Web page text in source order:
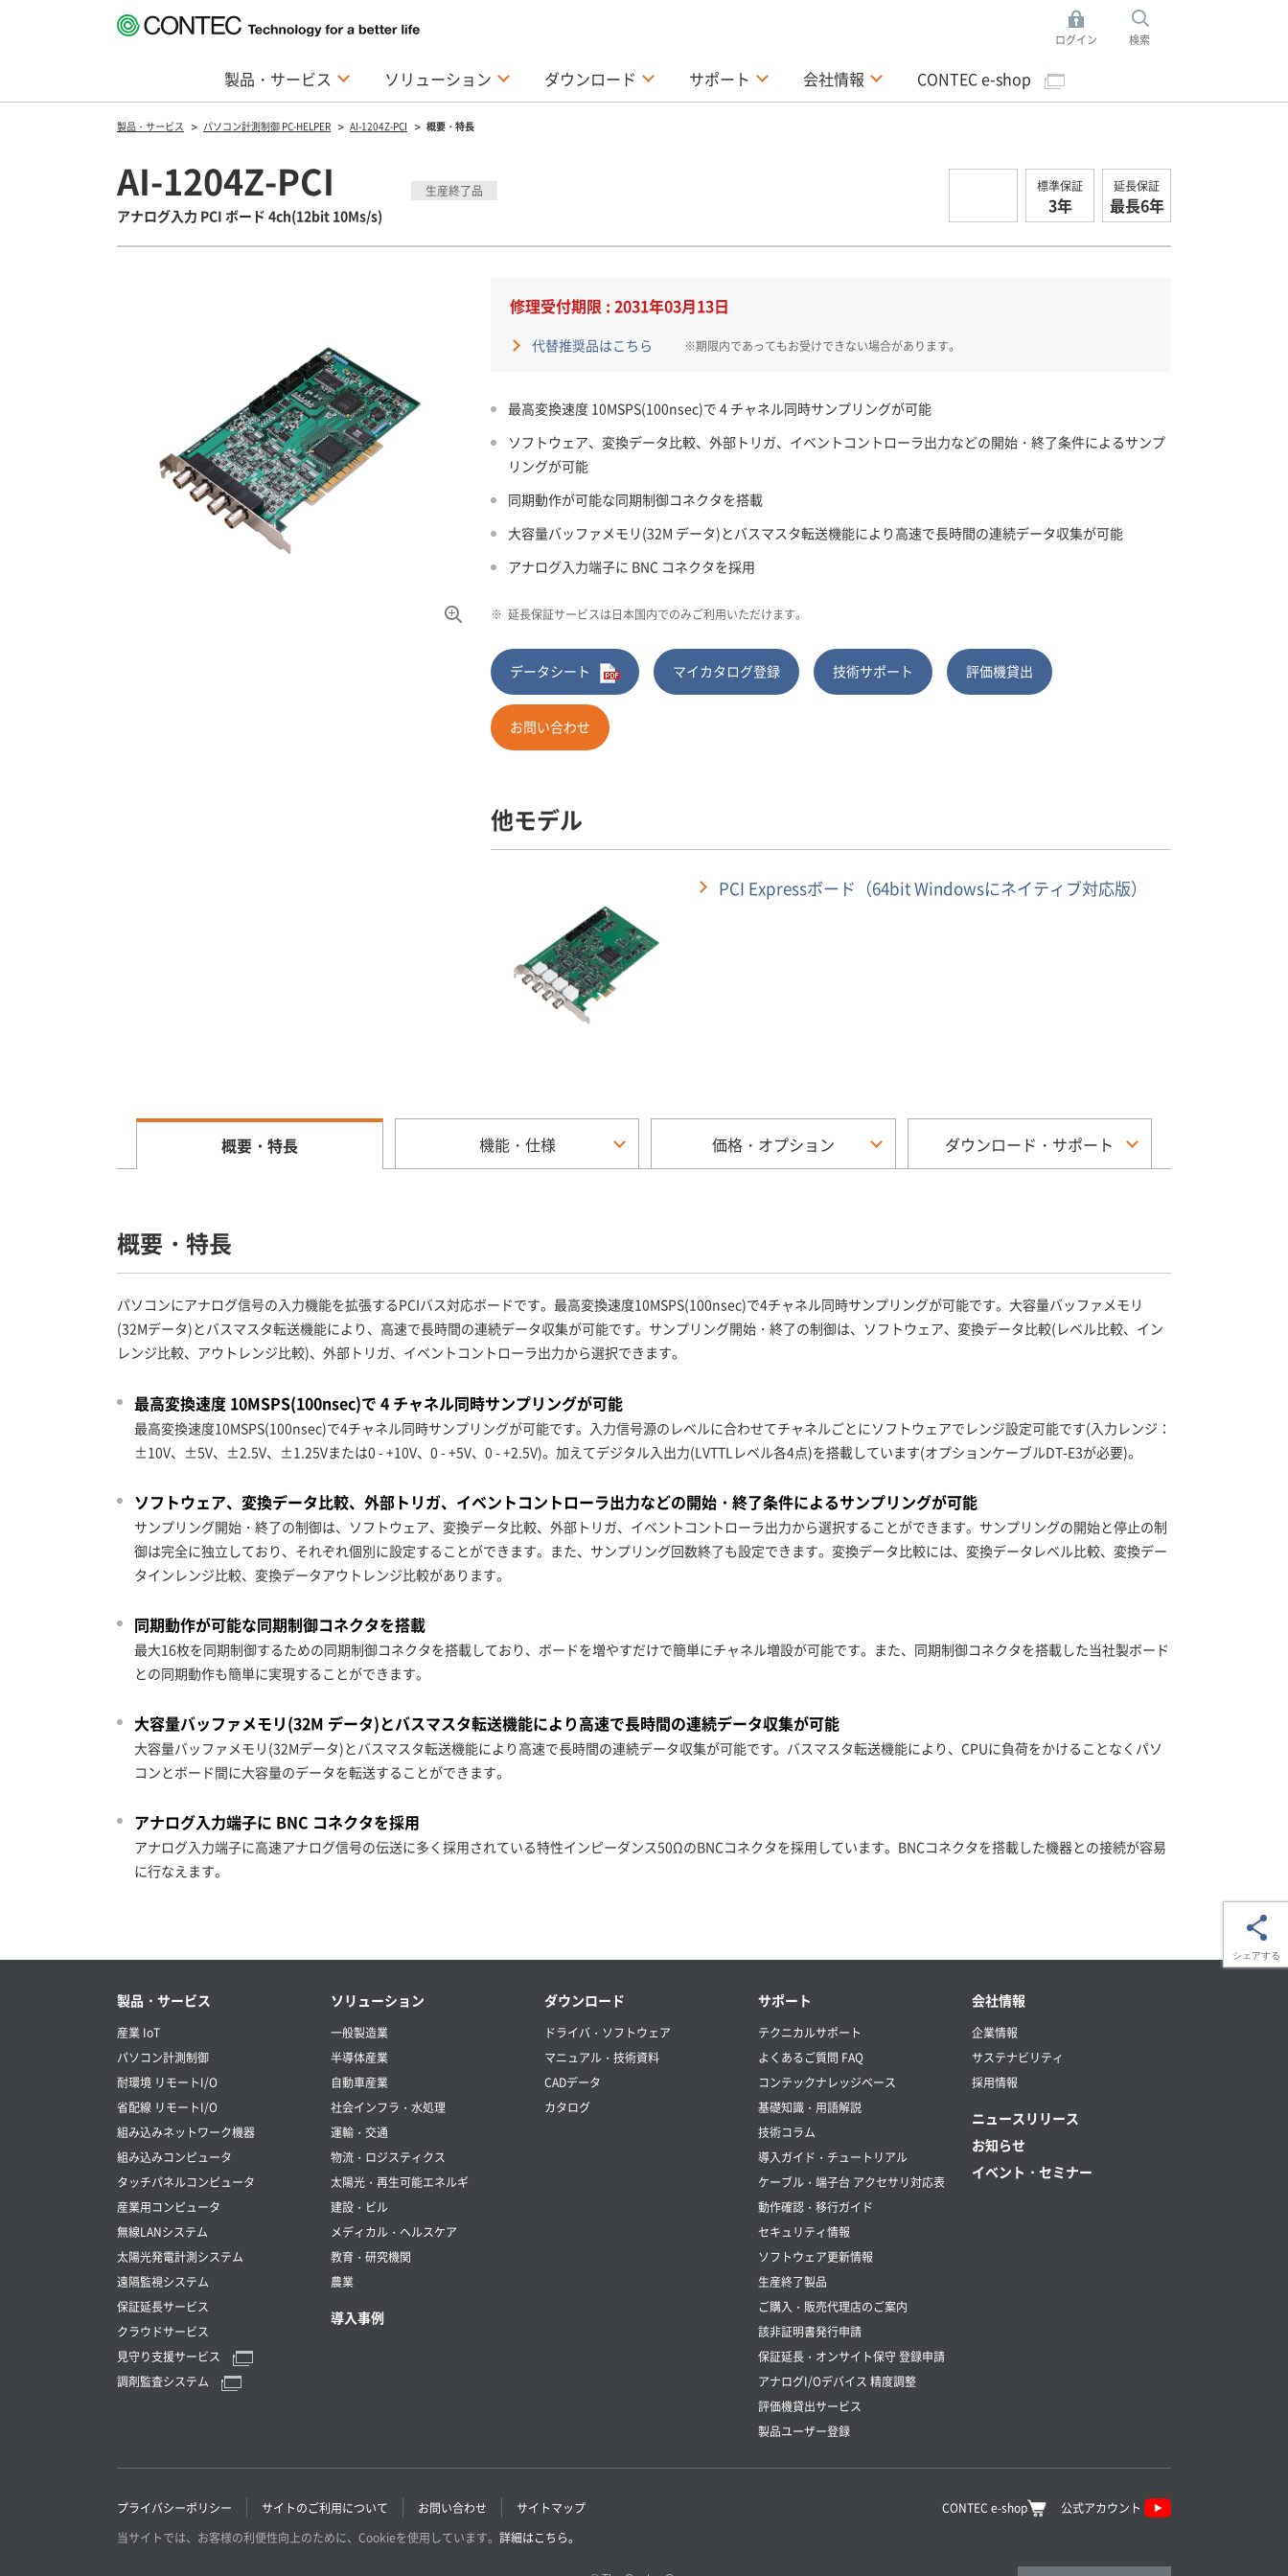
ログイン 検索
製品・サービス ソリューション ダウンロード サポート 会社情報 CONTEC e-shop
製品・サービス パソコン計測制御 PC-HELPER AI-1204Z-PCI 概要・特長
AI-1204Z-PCI
アナログ入力 PCI ボード 4ch(12bit 10Ms/s)
生産終了品 標準保証
3年
延長保証
最長6年
修理受付期限 : 2031年03月13日
代替推奨品はこちら ※期限内であってもお受けできない場合があります。
最高変換速度 10MSPS(100nsec)で 4 チャネル同時サンプリングが可能
ソフトウェア、変換データ比較、外部トリガ、イベントコントローラ出力などの開始・終了条件によるサンプ
リングが可能
同期動作が可能な同期制御コネクタを搭載
大容量バッファメモリ(32M データ)とバスマスタ転送機能により高速で長時間の連続データ収集が可能
アナログ入力端子に BNC コネクタを採用
※ 延長保証サービスは日本国内でのみご利用いただけます。
データシート マイカタログ登録 技術サポート 評価機貸出
お問い合わせ
他モデル
PCI Expressボード（64bit Windowsにネイティブ対応版）
概要・特長 機能・仕様 価格・オプション ダウンロード・サポート
概要・特長
パソコンにアナログ信号の入力機能を拡張するPCIバス対応ボードです。最高変換速度10MSPS(100nsec)で4チャネル同時サンプリングが可能です。大容量バッファメモリ
(32Mデータ)とバスマスタ転送機能により、高速で長時間の連続データ収集が可能です。サンプリング開始・終了の制御は、ソフトウェア、変換データ比較(レベル比較、イン
レンジ比較、アウトレンジ比較)、外部トリガ、イベントコントローラ出力から選択できます。
最高変換速度 10MSPS(100nsec)で 4 チャネル同時サンプリングが可能
最高変換速度10MSPS(100nsec)で4チャネル同時サンプリングが可能です。入力信号源のレベルに合わせてチャネルごとにソフトウェアでレンジ設定可能です(入力レンジ：
±10V、±5V、±2.5V、±1.25Vまたは0 - +10V、0 - +5V、0 - +2.5V)。加えてデジタル入出力(LVTTLレベル各4点)を搭載しています(オプションケーブルDT-E3が必要)。
ソフトウェア、変換データ比較、外部トリガ、イベントコントローラ出力などの開始・終了条件によるサンプリングが可能
サンプリング開始・終了の制御は、ソフトウェア、変換データ比較、外部トリガ、イベントコントローラ出力から選択することができます。サンプリングの開始と停止の制
御は完全に独立しており、それぞれ個別に設定することができます。また、サンプリング回数終了も設定できます。変換データ比較には、変換データレベル比較、変換デー
タインレンジ比較、変換データアウトレンジ比較があります。
同期動作が可能な同期制御コネクタを搭載
最大16枚を同期制御するための同期制御コネクタを搭載しており、ボードを増やすだけで簡単にチャネル増設が可能です。また、同期制御コネクタを搭載した当社製ボード
との同期動作も簡単に実現することができます。
大容量バッファメモリ(32M データ)とバスマスタ転送機能により高速で長時間の連続データ収集が可能
大容量バッファメモリ(32Mデータ)とバスマスタ転送機能により高速で長時間の連続データ収集が可能です。バスマスタ転送機能により、CPUに負荷をかけることなくパソ
コンとボード間に大容量のデータを転送することができます。
アナログ入力端子に BNC コネクタを採用
アナログ入力端子に高速アナログ信号の伝送に多く採用されている特性インピーダンス50ΩのBNCコネクタを採用しています。BNCコネクタを搭載した機器との接続が容易
に行なえます。
シェアする
製品・サービス
産業 IoT
パソコン計測制御
耐環境 リモートI/O
省配線 リモートI/O
組み込みネットワーク機器
組み込みコンピュータ
タッチパネルコンピュータ
産業用コンピュータ
無線LANシステム
太陽光発電計測システム
遠隔監視システム
保証延長サービス
クラウドサービス
見守り支援サービス
調剤監査システム
ソリューション
一般製造業
半導体産業
自動車産業
社会インフラ・水処理
運輸・交通
物流・ロジスティクス
太陽光・再生可能エネルギ
建設・ビル
メディカル・ヘルスケア
教育・研究機関
農業
導入事例
ダウンロード
ドライバ・ソフトウェア
マニュアル・技術資料
CADデータ
カタログ
サポート
テクニカルサポート
よくあるご質問 FAQ
コンテックナレッジベース
基礎知識・用語解説
技術コラム
導入ガイド・チュートリアル
ケーブル・端子台 アクセサリ対応表
動作確認・移行ガイド
セキュリティ情報
ソフトウェア更新情報
生産終了製品
ご購入・販売代理店のご案内
該非証明書発行申請
保証延長・オンサイト保守 登録申請
アナログI/Oデバイス 精度調整
評価機貸出サービス
製品ユーザー登録
会社情報
企業情報
サステナビリティ
採用情報
ニュースリリース
お知らせ
イベント・セミナー
プライバシーポリシー サイトのご利用について お問い合わせ サイトマップ CONTEC e-shop
公式アカウント
当サイトでは、お客様の利便性向上のために、Cookieを使用しています。 詳細はこちら。